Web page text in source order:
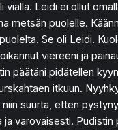
Leidi ei ollut
metsän puolelle.
Se oli Leidi.
viereeni ja
päätäni pidätellen
itkuun.
suurta, etten
ja varovaisesti. Pudistin